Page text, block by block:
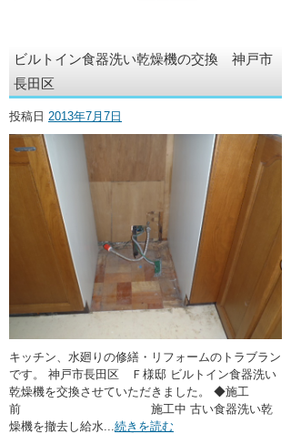
ビルトイン食器洗い乾燥機の交換 神戸市
長田区
投稿日 2013年7月7日
キッチン、水廻りの修繕・リフォームのトラブラン
です。 神戸市長田区 Ｆ様邸 ビルトイン食器洗い
乾燥機を交換させていただきました。 ◆施工
前 施工中 古い食器洗い乾
燥機を撤去し給水... 続きを読む